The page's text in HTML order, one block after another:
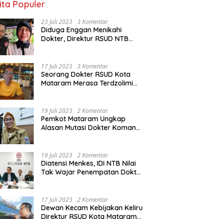
Populer
23 Juli 2023 3 Komentar
Diduga Enggan Menikahi
Dokter, Direktur RSUD NTB
17 Juli 2023 3 Komentar
Seorang Dokter RSUD Kota
Mataram Merasa Terdzolimi
19 Juli 2023 2 Komentar
Pemkot Mataram Ungkap
Alasan Mutasi Dokter Komang
19 Juli 2023 2 Komentar
Diatensi Menkes, IDI NTB Nilai
Tak Wajar Penempatan Dokter
17 Juli 2023 2 Komentar
Dewan Kecam Kebijakan Keliru
Direktur RSUD Kota Mataram